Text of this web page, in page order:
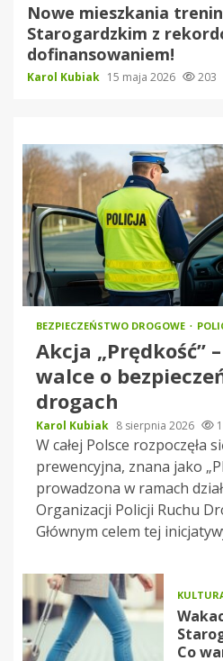
Nowe mieszkania
Starogardzkim z
dofinansowaniem!
Karol Kubiak 15 maja 2026 203
BEZPIECZEŃSTWO DROGOWE
Akcja „Prędkość”
walce o
drogach
Karol Kubiak 8 sierpnia 2026 1
W całej Polsce rozpoczęła
prewencyjna, znana jako
prowadzona w ramach
Organizacji Policji Ruchu
Głównym celem tej
Co